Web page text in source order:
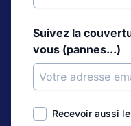
Suivez la
vous (pannes...)
Recevoir aussi